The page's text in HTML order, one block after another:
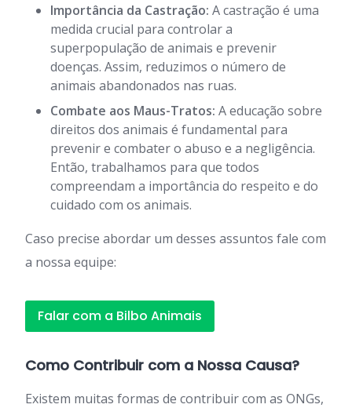
Importância da Castração: A castração é uma
medida crucial para controlar a
superpopulação de animais e prevenir
doenças. Assim, reduzimos o número de
animais abandonados nas ruas.
Combate aos Maus-Tratos: A educação sobre
direitos dos animais é fundamental para
prevenir e combater o abuso e a negligência.
Então, trabalhamos para que todos
compreendam a importância do respeito e do
cuidado com os animais.
Caso precise abordar um desses assuntos fale com
a nossa equipe:
Falar com a Bilbo Animais
Como Contribuir com a Nossa Causa?
Existem muitas formas de contribuir com as ONGs,